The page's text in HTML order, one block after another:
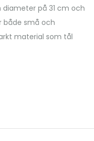
på 31 cm och
både små och
material som tål